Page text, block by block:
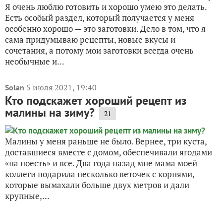
Я очень люблю готовить и хорошо умею это делать.
Есть особый раздел, который получается у меня
особенно хорошо — это заготовки. Дело в том, что я
сама придумываю рецепты, новые вкусы и
сочетания, а потому мои заготовки всегда очень
необычные и...
Solan 5 июля 2021, 19:40
Кто подскажет хороший рецепт из
малины на зиму? 21
Малины у меня раньше не было. Вернее, три куста,
доставшиеся вместе с домом, обеспечивали ягодами
«на поесть» и все. Два года назад мне мама моей
коллеги подарила несколько веточек с корнями,
которые вымахали больше двух метров и дали
крупные,...